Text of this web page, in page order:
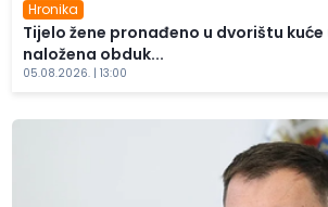
Hronika
Tijelo žene pronađeno u dvorištu
naložena obduk...
05.08.2026. | 13:00